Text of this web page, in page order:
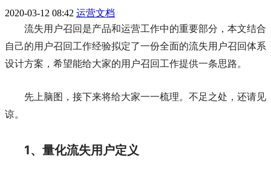
2020-03-12 08:42 运营文档
流失用户召回是产品和运营工作中的重要部分，本文结合
自己的用户召回工作经验拟定了一份全面的流失用户召回体系
设计方案，希望能给大家的用户召回工作提供一条思路。
先上脑图，接下来将给大家一一梳理。不足之处，还请见
谅。
1、量化流失用户定义